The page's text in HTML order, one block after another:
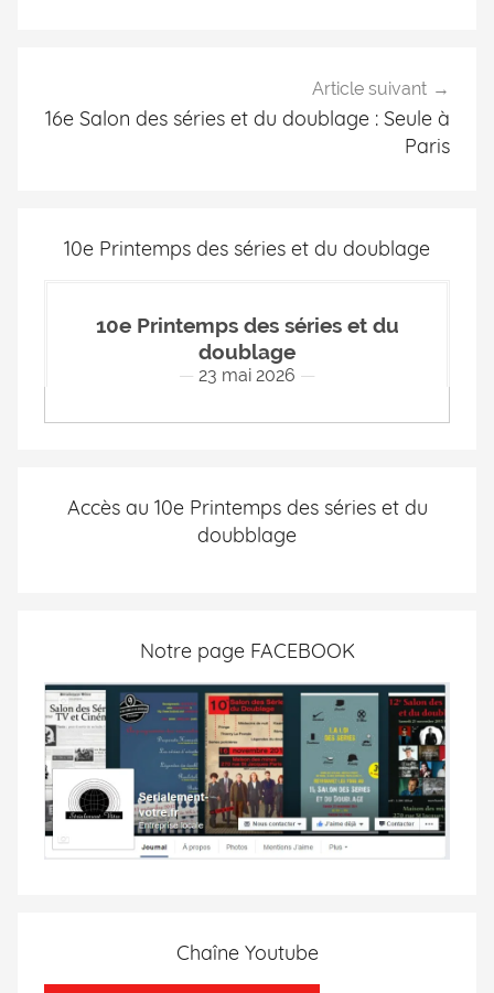
Article suivant
16e Salon des séries et du doublage : Seule à
Paris
10e Printemps des séries et du doublage
10e Printemps des séries et du
doublage
23 mai 2026
Accès au 10e Printemps des séries et du
doubblage
Notre page FACEBOOK
Chaîne Youtube